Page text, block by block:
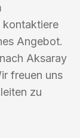
kontaktiere
Angebot.
Aksaray
freuen uns
zu